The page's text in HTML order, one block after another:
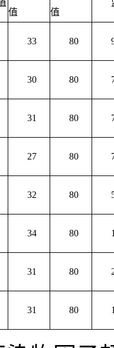
值
值
33 80
30 80
31 80
27 80
32 80
34 80
31 80
31 80